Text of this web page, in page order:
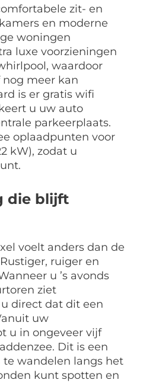
zit- en
en moderne
woningen
luxe voorzieningen
waardoor
meer kan
is er gratis wifi
u uw auto
parkeerplaats.
oplaadpunten voor
kW), zodat u
die blijft
voelt anders dan de
ruiger en
u ’s avonds
ziet
direct dat dit een
uw
u in ongeveer vijf
Dit is een
wandelen langs het
kunt spotten en